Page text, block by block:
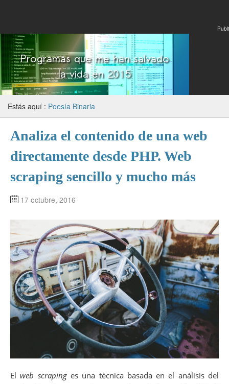
Publi
Estás aquí : Poesía Binaria
Analiza el contenido de una web
directamente desde PHP. Web
scraping sencillo y mucho más
17 octubre, 2016
Elweb scrapinges una técnica basada en el análisis del